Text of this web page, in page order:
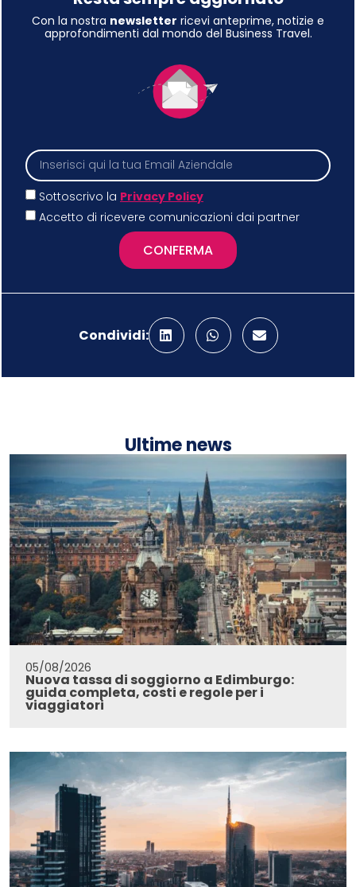
Con la nostra newsletter ricevi anteprime, notizie e
approfondimenti dal mondo del Business Travel.
Sottoscrivo la Privacy Policy
Accetto di ricevere comunicazioni dai partner
CONFERMA
Condividi:
Ultime news
05/08/2026
Nuova tassa di soggiorno a Edimburgo:
guida completa, costi e regole per i
viaggiatori